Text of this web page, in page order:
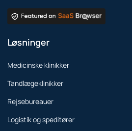
Løsninger
Medicinske klinikker
Tandlægeklinikker
Rejsebureauer
Logistik og speditører